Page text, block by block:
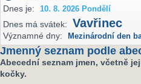
Dnes je:
10. 8. 2026 Pondělí
Dnes má svátek: Vavřinec
Významné dny: Mezinárodní den
Jmenný seznam podle
Abecední seznam jmen, včetně
kočky.